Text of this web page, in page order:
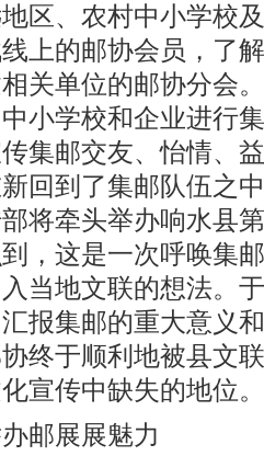
区、农村中小学校
上的邮协会员，了
关单位的邮协分会
小学校和企业进行
集邮交友、怡情、
回到了集邮队伍之
将牵头举办响水县
，这是一次呼唤集
当地文联的想法。
报集邮的重大意义
终于顺利地被县文
宣传中缺失的地位。
邮展展魅力